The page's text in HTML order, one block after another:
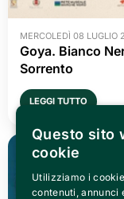
MERCOLEDÌ 08 LUGLIO
Goya. Bianco
Sorrento
LEGGI TUTTO
Questo sito
cookie
Utilizziamo i
contenuti, annunci